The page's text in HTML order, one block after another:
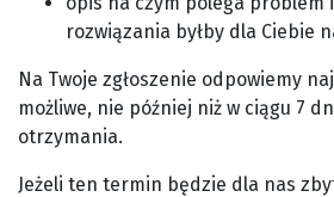
rozwiązania byłby dla Ciebie
Na Twoje zgłoszenie odpowiemy
możliwe, nie później niż w ciągu 7
otrzymania.
Jeżeli ten termin będzie dla nas